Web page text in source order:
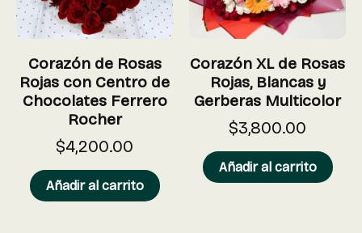
Corazón de Rosas
Rojas con Centro de
Chocolates Ferrero
Rocher
$4,200.00
Añadir al carrito
Corazón XL de Rosas
Rojas, Blancas y
Gerberas Multicolor
$3,800.00
Añadir al carrito